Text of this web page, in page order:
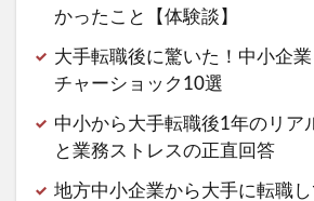
かったこと【体験談】
大手転職後に驚いた！中小企
チャーショック10選
中小から大手転職後1年のリア
と業務ストレスの正直回答
地方中小企業から大手に転職し